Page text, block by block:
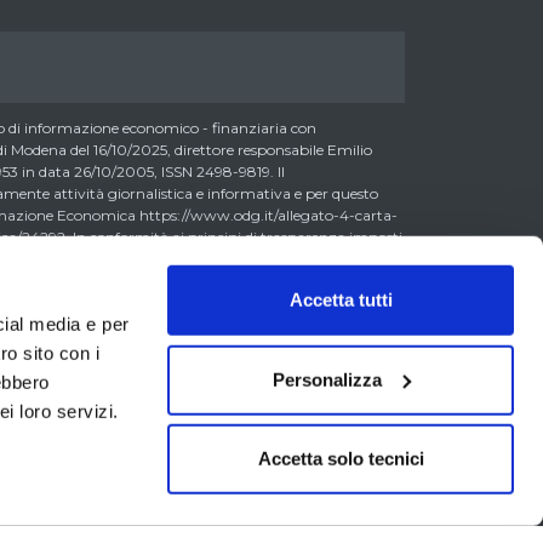
media e per
sito con i
loro servizi.
Accetta tutti
Personalizza
Accetta solo tecnici
informazione economico - finanziaria con
del 16/10/2025, direttore responsabile Emilio
in data 26/10/2005, ISSN 2498-9819. Il
attività giornalistica e informativa e per questo
Economica https://www.odg.it/allegato-4-carta-
24292. In conformità ai principi di trasparenza imposti
detenere, sebbene in percentuali minime tipiche di
del capitale, gli strumenti finanziari oggetto dei loro
di interesse con i lettori stessi. L’accesso al presente
delle presenti informazioni legali, dei Termini
Metodo, della Carta dei Doveri dell’Informazione
di Vendita laddove applicabili. Il materiale
titolo esemplificativo, dati di mercato, informazioni,
etc. (di seguito il “Contenuto”) ha finalità
né possono essere considerati offerta al
di servizi o attività di investimento, attività di